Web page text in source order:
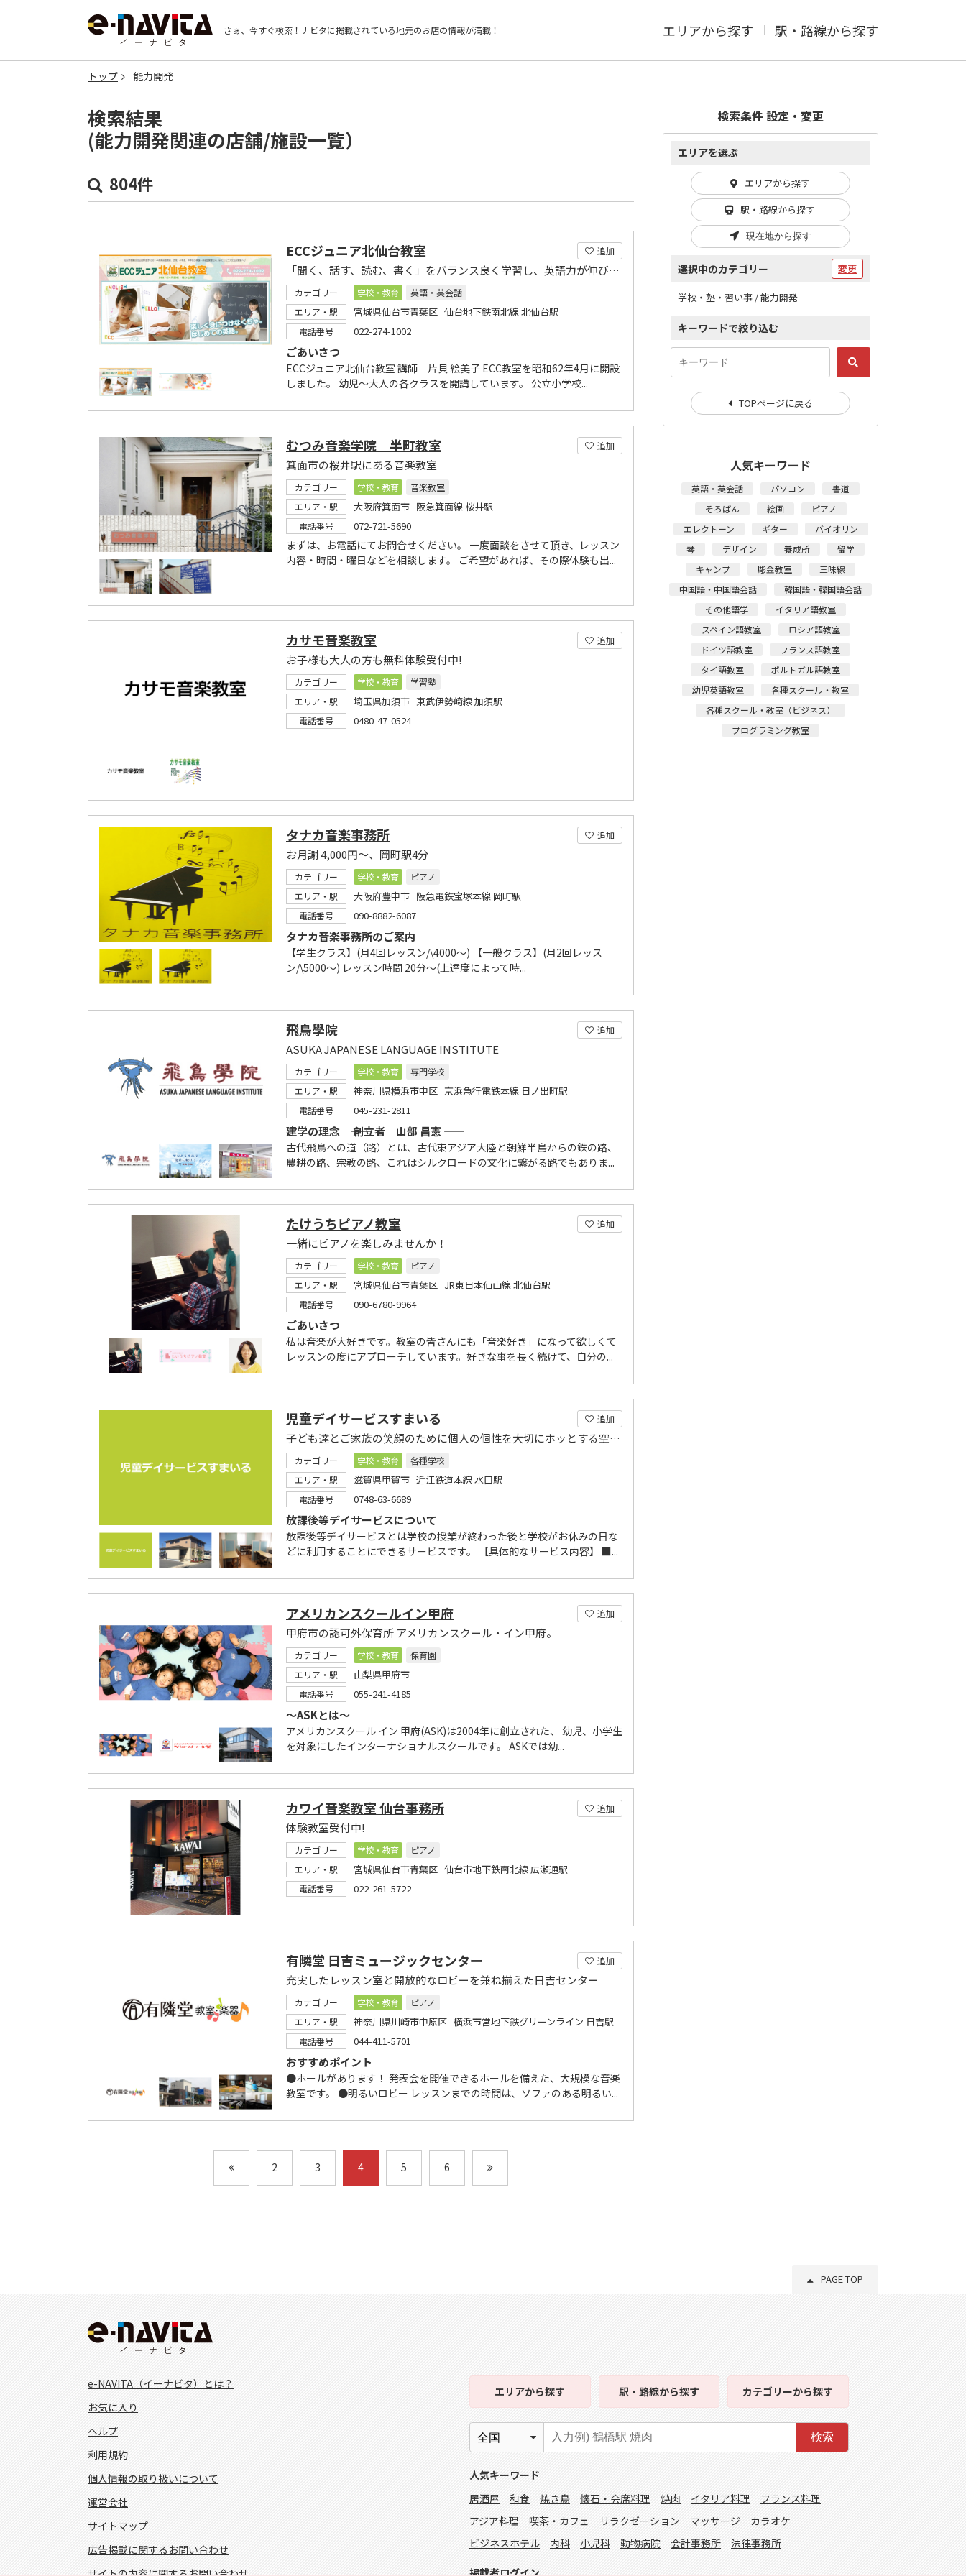
さぁ、今すぐ検索！ ナビタに掲載されている地元のお店の情報が満載！ エリアから探す 駅・路線から探す
トップ 能力開発
検索結果
(能力開発関連の店舗/施設一覧）
804件
追加
ECCジュニア北仙台教室
「聞く、話す、読む、書く」をバランス良く学習し、英語力が伸びるよう、レッスンをしています。
カテゴリー 学校・教育
英語・英会話
エリア・駅
宮城県仙台市青葉区 仙台地下鉄南北線 北仙台駅
電話番号 022-274-1002
ごあいさつ
ECCジュニア北仙台教室 講師 片貝 絵美子 ECC教室を昭和62年4月に開設
しました。 幼児～大人の各クラスを開講しています。 公立小学校...
追加
むつみ音楽学院 半町教室
箕面市の桜井駅にある音楽教室
カテゴリー 学校・教育
音楽教室
エリア・駅
大阪府箕面市 阪急箕面線 桜井駅
電話番号 072-721-5690
まずは、お電話にてお問合せください。 一度面談をさせて頂き、レッスン
内容・時間・曜日などを相談します。 ご希望があれば、その際体験も出...
追加
カサモ音楽教室
お子様も大人の方も無料体験受付中!
カテゴリー 学校・教育
学習塾
エリア・駅
埼玉県加須市 東武伊勢崎線 加須駅
電話番号 0480-47-0524
追加
タナカ音楽事務所
お月謝 4,000円～、岡町駅4分
カテゴリー 学校・教育
ピアノ
エリア・駅
大阪府豊中市 阪急電鉄宝塚本線 岡町駅
電話番号 090-8882-6087
タナカ音楽事務所のご案内
【学生クラス】(月4回レッスン/\4000～) 【一般クラス】(月2回レッス
ン/\5000～) レッスン時間 20分～(上達度によって時...
追加
飛鳥學院
ASUKA JAPANESE LANGUAGE INSTITUTE
カテゴリー 学校・教育
専門学校
エリア・駅
神奈川県横浜市中区 京浜急行電鉄本線 日ノ出町駅
電話番号 045-231-2811
建学の理念 ―― 創立者 山部 昌憲 ――
古代飛鳥への道（路）とは、古代東アジア大陸と朝鮮半島からの鉄の路、
農耕の路、宗教の路、これはシルクロードの文化に繋がる路でもありま...
追加
たけうちピアノ教室
一緒にピアノを楽しみませんか！
カテゴリー 学校・教育
ピアノ
エリア・駅
宮城県仙台市青葉区 JR東日本仙山線 北仙台駅
電話番号 090-6780-9964
ごあいさつ
私は音楽が大好きです。教室の皆さんにも「音楽好き」になって欲しくて
レッスンの度にアプローチしています。好きな事を長く続けて、自分の...
追加
児童デイサービスすまいる
子ども達とご家族の笑顔のために個人の個性を大切にホッとする空間をご提供
カテゴリー 学校・教育
各種学校
エリア・駅
滋賀県甲賀市 近江鉄道本線 水口駅
電話番号 0748-63-6689
放課後等デイサービスについて
放課後等デイサービスとは学校の授業が終わった後と学校がお休みの日な
どに利用することにできるサービスです。 【具体的なサービス内容】 ■...
追加
アメリカンスクールイン甲府
甲府市の認可外保育所 アメリカンスクール・イン甲府。
カテゴリー 学校・教育
保育園
エリア・駅
山梨県甲府市
電話番号 055-241-4185
～ASKとは～
アメリカンスクール イン 甲府(ASK)は2004年に創立された、 幼児、小学生
を対象にしたインターナショナルスクールです。 ASKでは幼...
追加
カワイ音楽教室 仙台事務所
体験教室受付中!
カテゴリー 学校・教育
ピアノ
エリア・駅
宮城県仙台市青葉区 仙台市地下鉄南北線 広瀬通駅
電話番号 022-261-5722
追加
有隣堂 日吉ミュージックセンター
充実したレッスン室と開放的なロビーを兼ね揃えた日吉センター
カテゴリー 学校・教育
ピアノ
エリア・駅
神奈川県川崎市中原区 横浜市営地下鉄グリーンライン 日吉駅
電話番号 044-411-5701
おすすめポイント
●ホールがあります！ 発表会を開催できるホールを備えた、大規模な音楽
教室です。 ●明るいロビー レッスンまでの時間は、ソファのある明るい...
2 3 4 5 6
検索条件 設定・変更
エリアを選ぶ
エリアから探す
駅・路線から探す
現在地から探す
選択中のカテゴリー 変更
学校・塾・習い事 / 能力開発
キーワードで絞り込む
TOPページに戻る
人気キーワード
英語・英会話 パソコン
書道
そろばん
絵画
ピアノ
エレクトーン
ギター
バイオリン
琴
デザイン 養成所
留学
キャンプ
彫金教室
三味線
中国語・中国語会話
韓国語・韓国語会話
その他語学
イタリア語教室
スペイン語教室
ロシア語教室
ドイツ語教室
フランス語教室
タイ語教室
ポルトガル語教室
幼児英語教室
各種スクール・教室
各種スクール・教室（ビジネス）
プログラミング教室
PAGE TOP
e-NAVITA（イーナビタ）とは？
お気に入り
ヘルプ
利用規約
個人情報の取り扱いについて
運営会社
サイトマップ
広告掲載に関するお問い合わせ
サイトの内容に関するお問い合わせ
エリアから探す 駅・路線から探す カテゴリーから探す
検索
人気キーワード
居酒屋
和食 焼き鳥 懐石・会席料理 焼肉 イタリア料理
フランス料理
アジア料理
喫茶・カフェ リラクゼーション マッサージ
カラオケ
ビジネスホテル
内科 小児科 動物病院 会計事務所 法律事務所
掲載者ログイン